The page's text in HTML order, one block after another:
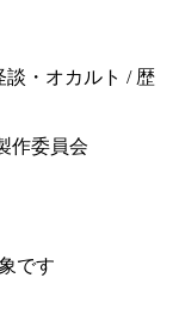
談・オカルト / 歴
作委員会
です